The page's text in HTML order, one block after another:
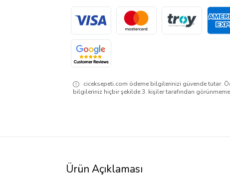
ciceksepeti.com ödeme bilgilerinizi güvende tutar.
bilgileriniz hiçbir şekilde 3. kişiler tarafından
Ürün Açıklaması